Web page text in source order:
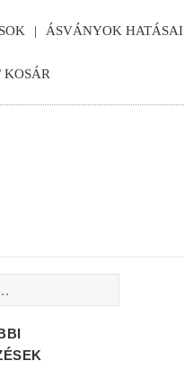
ÁSVÁNYOK HATÁSAI
KOSÁR